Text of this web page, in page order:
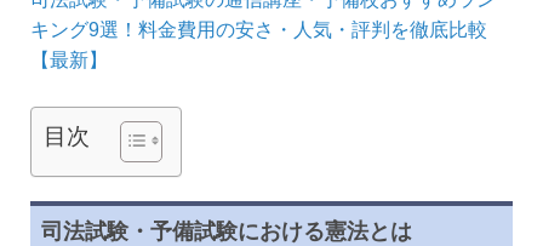
キング9選！料金費用の安さ・人気・評判を徹底比較
【最新】
目次
司法試験・予備試験における憲法とは